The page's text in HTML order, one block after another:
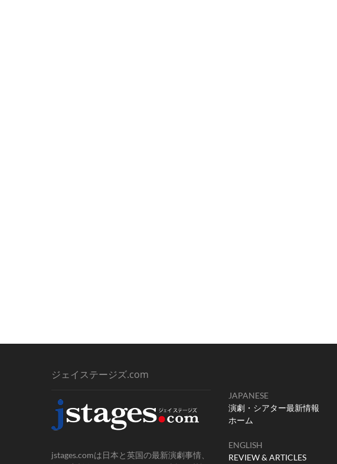
ジェイステージズ.com
jstages.comは日本と英国の最新演劇事情、
JAPANESE
演劇・シアター最新情報
ホーム
ENGLISH
REVIEW & ARTICLES